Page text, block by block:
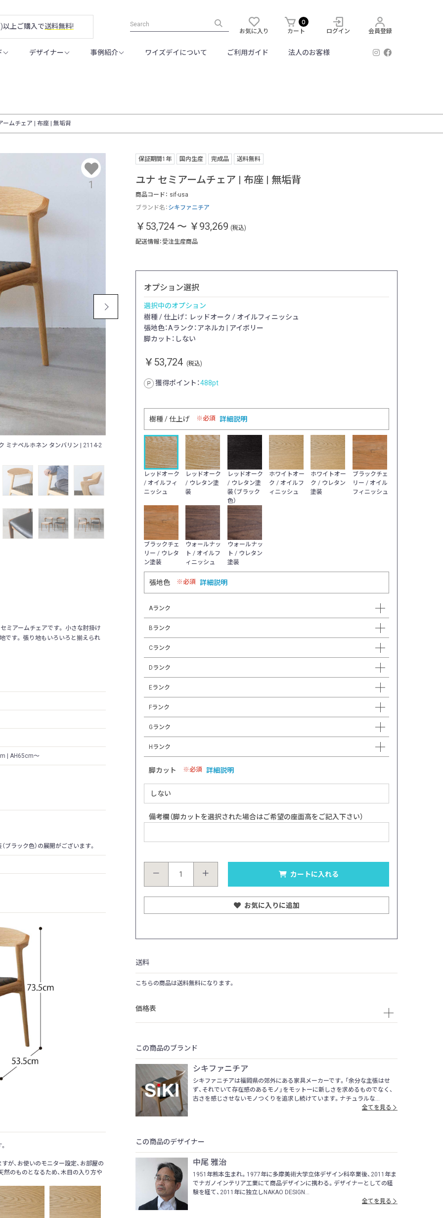
以上ご購入で送料無料!
お気に入り
0
カート ログイン 会員登録
デザイナー 事例紹介 ワイズデイについて ご利用ガイド 法人のお客様
ームチェア | 布座 | 無垢背
保証期間1年 国内生産 完成品 送料無料
ユナ セミアームチェア | 布座 | 無垢背
商品コード： sif-usa
ブランド名： シキファニチア
￥53,724 ～ ￥93,269 (税込)
配送情報：受注生産商品
オプション選択
選択中のオプション
樹種 / 仕上げ： レッドオーク / オイルフィニッシュ
張地色：Aランク：アネルカ | アイボリー
脚カット：しない
￥53,724 (税込)
獲得ポイント：488pt
樹種 / 仕上げ 必須 詳細説明
レッドオーク
/ オイルフィ
ニッシュ
レッドオーク
/ ウレタン塗
装
レッドオーク
/ ウレタン塗
装（ブラック
色）
ホワイトオー
ク / オイルフ
ィニッシュ
ホワイトオー
ク / ウレタン
塗装
ブラックチェ
リー / オイル
フィニッシュ
ブラックチェ
リー / ウレタ
ン塗装
ウォールナッ
ト / オイルフ
ィニッシュ
ウォールナッ
ト / ウレタン
塗装
張地色 必須 詳細説明
Aランク
Bランク
Cランク
Dランク
Eランク
Fランク
Gランク
Hランク
脚カット 必須 詳細説明
備考欄（脚カットを選択された場合はご希望の座面高をご記入下さい）
－ ＋ カートに入れる
お気に入りに追加
送料
こちらの商品は送料無料になります。
価格表
この商品のブランド
シキファニチア
シキファニチアは福岡県の郊外にある家具メーカーです。「余分な主張はせ
ず、それでいて存在感のあるモノ」をモットーに新しさを求めるものでなく、
古さを感じさせないモノつくりを追求し続けています。ナチュラルな...
全てを見る
この商品のデザイナー
中尾 雅治
1951年熊本生まれ。1977年に多摩美術大学立体デザイン科卒業後、2011年ま
でナガノインテリア工業にて商品デザインに携わる。デザイナーとしての経
験を経て、2011年に独立しNAKAO DESIGN...
全てを見る
1
ミナペルホネン タンバリン | 2114-2 樹種 / 仕上げ：レッドオーク / オイルフィニッシュ 張地色：Eランク ミナペルホネン タンバリン | 2114-2
ミアームチェアです。 小さな肘掛け
です。 張り地もいろいろと揃えられ
| AH65cm～
ラック色）の展開がございます。
が、お使いのモニター設定、お部屋の
然のものとなるため、木目の入り方や